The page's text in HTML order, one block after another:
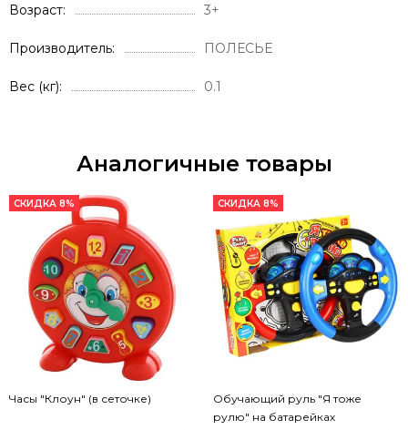
Возраст 3+
Производитель ПОЛЕСЬЕ
Вес (кг) 0.1
Аналогичные товары
СКИДКА 8%
Часы "Клоун" (в сеточке)
СКИДКА 8%
Обучающий руль "Я тоже
рулю" на батарейках